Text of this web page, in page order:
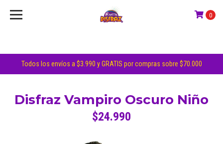
Todos los envíos a $3.990 y GRATIS por compras sobre $70.000
0
Disfraz Vampiro Oscuro Niño
$24.990